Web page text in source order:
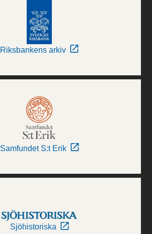
Riksbankens arkiv
Samfundet S:t Erik
Sjöhistoriska